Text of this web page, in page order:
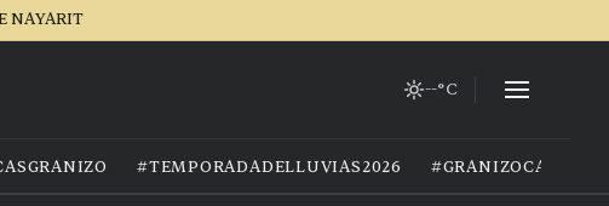
NAYARIT
--°C
#TEMPORADADELLUVIAS2026 #GRANIZOCALOR